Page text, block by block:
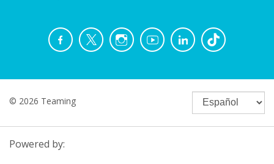
© 2026 Teaming
Powered by: